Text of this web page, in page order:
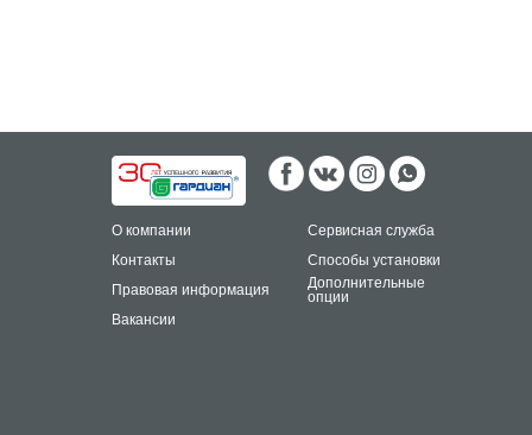
О компании Сервисная служба
Вакансии
Правовая информация
Контакты
Способы установки
Дополнительные
опции